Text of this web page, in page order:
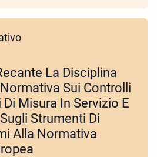
La Disciplina
Sui Controlli
Misura In Servizio E
Strumenti Di
Alla Normativa